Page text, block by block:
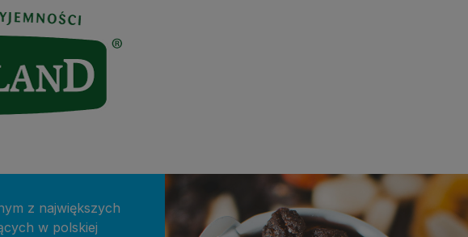
z największych
w polskiej